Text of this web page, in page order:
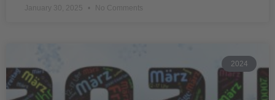
January 30, 2025 No Comments
2024